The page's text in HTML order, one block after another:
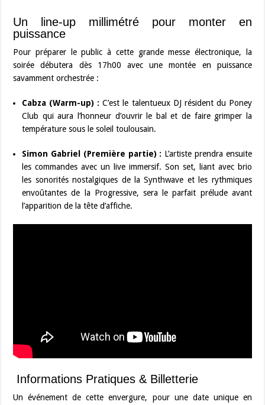
Un line-up millimétré pour monter en
puissance
Pour préparer le public à cette grande messe électronique, la
soirée débutera dès 17h00 avec une montée en puissance
savamment orchestrée :
Cabza (Warm-up) : C’est le talentueux DJ résident du Poney
Club qui aura l’honneur d’ouvrir le bal et de faire grimper la
température sous le soleil toulousain.
Simon Gabriel (Première partie) : L’artiste prendra ensuite
les commandes avec un live immersif. Son set, liant avec brio
les sonorités nostalgiques de la Synthwave et les rythmiques
envoûtantes de la Progressive, sera le parfait prélude avant
l’apparition de la tête d’affiche.
Informations Pratiques & Billetterie
Un événement de cette envergure, pour une date unique en